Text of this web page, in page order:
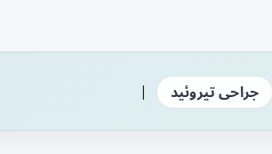
جراحی تیروئید |